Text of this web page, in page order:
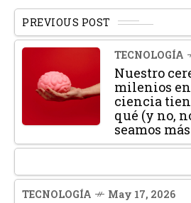
PREVIOUS POST
TECNOLOGÍA
Nuestro
milenios
ciencia
qué (y no,
seamos
TECNOLOGÍA May 17, 2026